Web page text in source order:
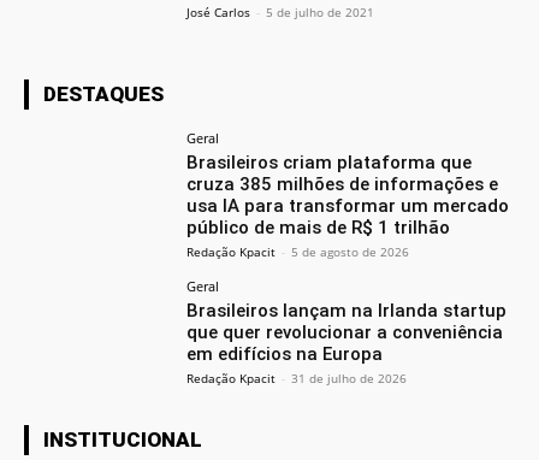
José Carlos - 5 de julho de 2021
DESTAQUES
Geral
Brasileiros criam plataforma que
cruza 385 milhões de informações e
usa IA para transformar um mercado
público de mais de R$ 1 trilhão
Redação Kpacit - 5 de agosto de 2026
Geral
Brasileiros lançam na Irlanda startup
que quer revolucionar a conveniência
em edifícios na Europa
Redação Kpacit - 31 de julho de 2026
INSTITUCIONAL